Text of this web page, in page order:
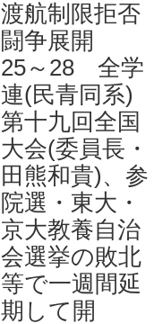
渡航制限拒否
闘争展開
25～28 全学
連(民青同系)
第十九回全国
大会(委員長・
田熊和貴)、参
院選・東大・
京大教養自治
会選挙の敗北
等で一週間延
期して開